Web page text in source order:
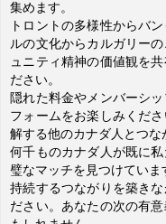
集めます。
トロントの多様性からバ
ルの文化からカルガリー
ュニティ精神の価値観を
ださい。
隠れた料金やメンバーシ
フォームをお楽しみくだ
解する他のカナダ人とつ
何千ものカナダ人が既に
璧なマッチを見つけていま
持続するつながりを築き
ださい。あなたの次の有